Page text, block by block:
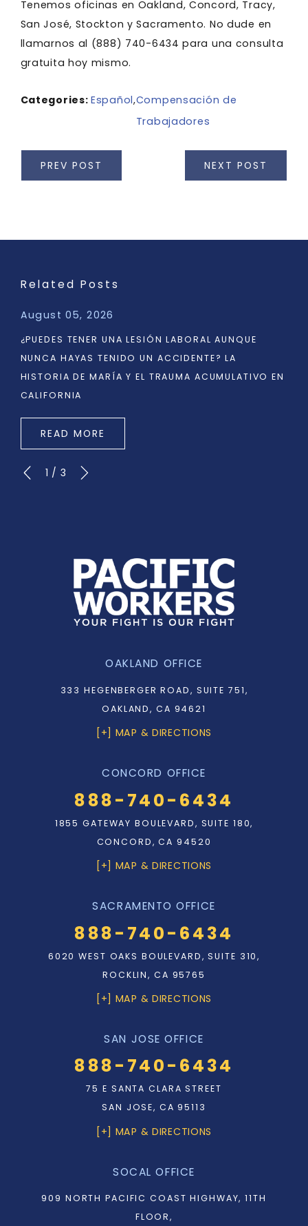
Tenemos oficinas en Oakland, Concord, Tracy,
San José, Stockton y Sacramento. No dude en
llamarnos al (888) 740-6434 para una consulta
gratuita hoy mismo.
Categories:Español,Compensación de
Trabajadores
PREV POST NEXT POST
Related Posts
August 05, 2026
¿PUEDES TENER UNA LESIÓN LABORAL AUNQUE
NUNCA HAYAS TENIDO UN ACCIDENTE? LA
HISTORIA DE MARÍA Y EL TRAUMA ACUMULATIVO EN
CALIFORNIA
READ MORE
1 / 3
OAKLAND OFFICE
333 HEGENBERGER ROAD, SUITE 751,
OAKLAND, CA 94621
[+] MAP & DIRECTIONS
CONCORD OFFICE
888-740-6434
1855 GATEWAY BOULEVARD, SUITE 180,
CONCORD, CA 94520
[+] MAP & DIRECTIONS
SACRAMENTO OFFICE
888-740-6434
6020 WEST OAKS BOULEVARD, SUITE 310,
ROCKLIN, CA 95765
[+] MAP & DIRECTIONS
SAN JOSE OFFICE
888-740-6434
75 E SANTA CLARA STREET
SAN JOSE, CA 95113
[+] MAP & DIRECTIONS
SOCAL OFFICE
909 NORTH PACIFIC COAST HIGHWAY, 11TH
FLOOR,